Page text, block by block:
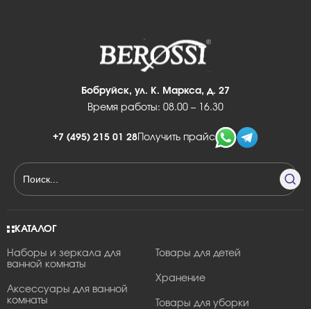
Бобруйск, ул. К. Маркса, д. 27
Время работы: 08.00 – 16.30
+7 (495) 215 01 28 Получить прайс
КАТАЛОГ
Наборы и зеркала для
ванной комнаты
Аксессуары для ванной
комнаты
Товары для детей
Хранение
Товары для уборки